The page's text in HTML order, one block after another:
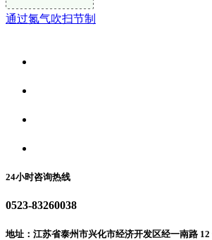
通过氮气吹扫节制
24小时咨询热线
0523-83260038
地址：江苏省泰州市兴化市经济开发区经一南路 12